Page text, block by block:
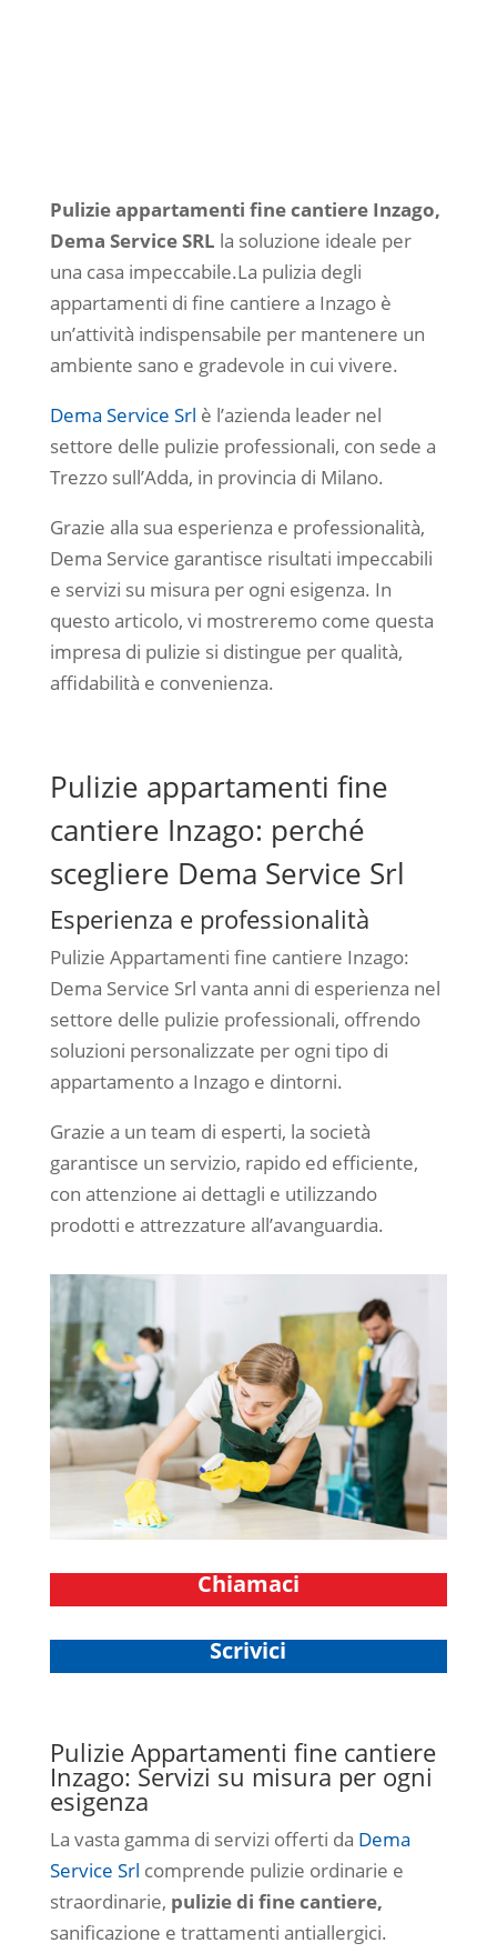
Pulizie appartamenti fine cantiere Inzago,
Dema Service SRL la soluzione ideale per
una casa impeccabile.La pulizia degli
appartamenti di fine cantiere a Inzago è
un’attività indispensabile per mantenere un
ambiente sano e gradevole in cui vivere.
Dema Service Srl è l’azienda leader nel
settore delle pulizie professionali, con sede a
Trezzo sull’Adda, in provincia di Milano.
Grazie alla sua esperienza e professionalità,
Dema Service garantisce risultati impeccabili
e servizi su misura per ogni esigenza. In
questo articolo, vi mostreremo come questa
impresa di pulizie si distingue per qualità,
affidabilità e convenienza.
Pulizie appartamenti fine
cantiere Inzago: perché
scegliere Dema Service Srl
Esperienza e professionalità
Pulizie Appartamenti fine cantiere Inzago:
Dema Service Srl vanta anni di esperienza nel
settore delle pulizie professionali, offrendo
soluzioni personalizzate per ogni tipo di
appartamento a Inzago e dintorni.
Grazie a un team di esperti, la società
garantisce un servizio, rapido ed efficiente,
con attenzione ai dettagli e utilizzando
prodotti e attrezzature all’avanguardia.
Chiamaci
Scrivici
Pulizie Appartamenti fine cantiere
Inzago: Servizi su misura per ogni
esigenza
La vasta gamma di servizi offerti da Dema
Service Srl comprende pulizie ordinarie e
straordinarie, pulizie di fine cantiere,
sanificazione e trattamenti antiallergici.